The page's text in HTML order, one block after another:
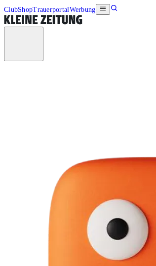
ClubShopTrauerportalWerbung